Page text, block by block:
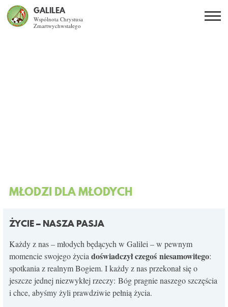
GALILEA
Wspólnota Chrystusa
Zmartwychwstałego
KONTAKT
MŁODZI DLA MŁODYCH
ŻYCIE – NASZA PASJA
Każdy z nas – młodych będących w Galilei – w pewnym
momencie swojego życiadoświadczył czegoś niesamowitego:
spotkania z realnym Bogiem. I każdy z nas przekonał się o
jeszcze jednej niezwykłej rzeczy: Bóg pragnie naszego szczęścia
i chce, abyśmy żyli prawdziwie pełnią życia.